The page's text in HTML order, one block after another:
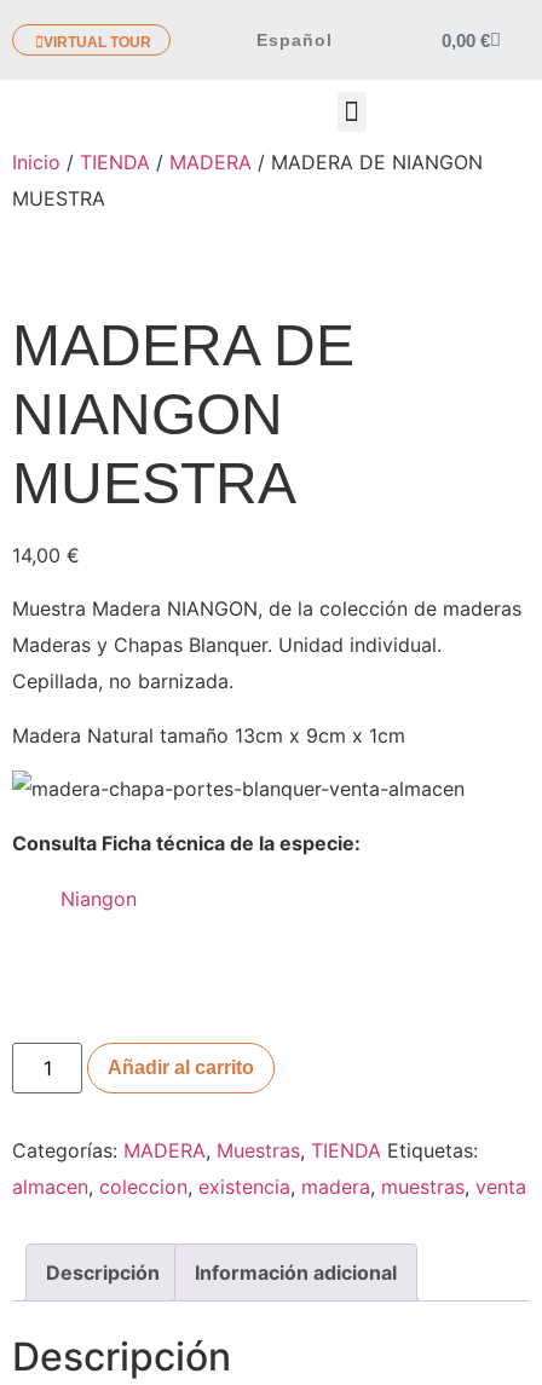
VIRTUAL TOUR Español 0,00 €
Inicio / TIENDA / MADERA / MADERA DE NIANGON
MUESTRA
MADERA DE
NIANGON
MUESTRA
14,00 €
Muestra Madera NIANGON, de la colección de maderas
Maderas y Chapas Blanquer. Unidad individual.
Cepillada, no barnizada.
Madera Natural tamaño 13cm x 9cm x 1cm
Consulta Ficha técnica de la especie:
Niangon
Añadir al carrito
Categorías: MADERA, Muestras, TIENDA Etiquetas:
almacen, coleccion, existencia, madera, muestras, venta
Descripción Información adicional
Descripción